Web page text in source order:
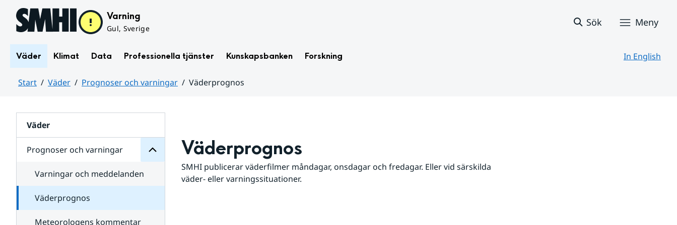
Hoppa till sidans innehåll Varning
Gul, Sverige
Sök Meny
Väder Klimat Data Professionella tjänster Kunskapsbanken Forskning In English
Start Väder Prognoser och varningar
Väderprognos
Väder
Prognoser och varningar
för
varningar
Varningar och meddelanden
Väderprognos
Meteorologens kommentar
Väderprognos
SMHI publicerar väderfilmer måndagar, onsdagar och fredagar. Eller vid särskilda
väder- eller varningssituationer.